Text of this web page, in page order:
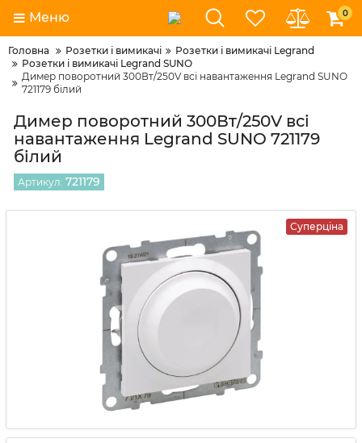
Меню 0
Головна Розетки і вимикачі
Розетки і вимикачі Legrand
Розетки і вимикачі Legrand SUNO
Димер поворотний 300Вт/250V всі навантаження Legrand SUNO
721179 білий
Димер поворотний 300Вт/250V всі
навантаження Legrand SUNO 721179
білий
Артикул: 721179
Суперціна